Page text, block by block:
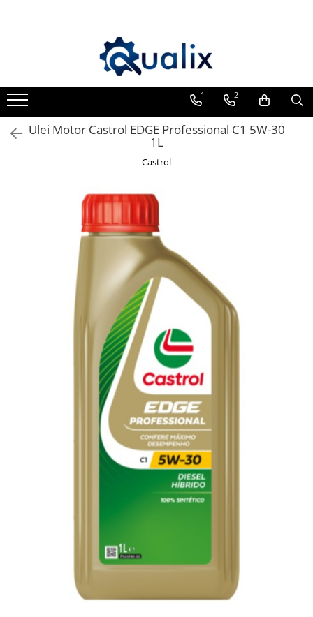
Adblue
Antigel
Solutii Parbriz
Adtitivi combustibil
Soluții de Curățare
Adaptoare LED
Anulatoare eoare LED
1 2
Ulei Motor Castrol EDGE Professional C1 5W-30
1L
Castrol